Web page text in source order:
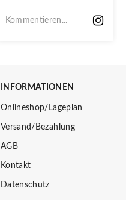
STOFF
Kommentieren...
INFORMATIONEN
Onlineshop/Lageplan
Versand/Bezahlung
AGB
Kontakt
Datenschutz